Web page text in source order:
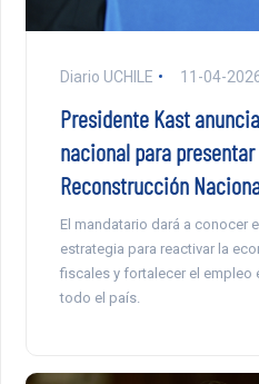
Diario UCHILE 11-04-
Presidente Kast
nacional para presentar
Reconstrucción
El mandatario dará a conocer
estrategia para reactivar la
fiscales y fortalecer el empleo
todo el país.